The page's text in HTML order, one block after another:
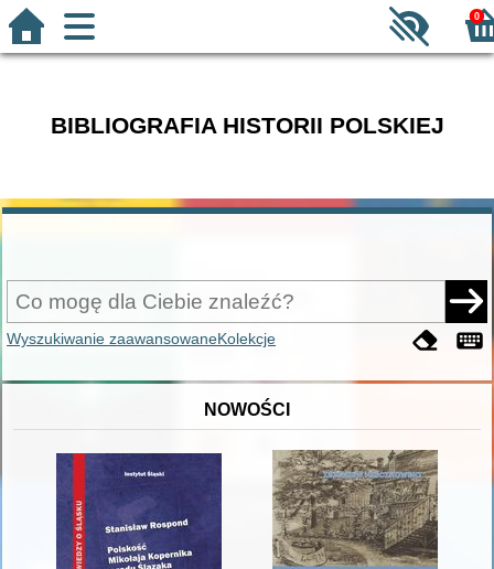
0
BIBLIOGRAFIA HISTORII POLSKIEJ
Wyszukiwanie zaawansowaneKolekcje
NOWOŚCI